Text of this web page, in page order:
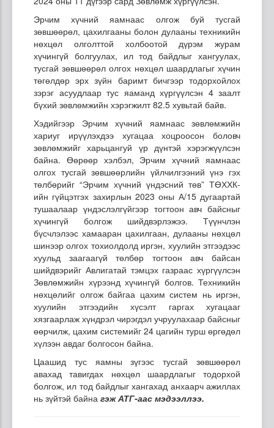
Эрчим хүчний яамнаас олгож буй тусгай
зөвшөөрөл, цахилгааны болон дулааны техникийн
нөхцөл олголттой холбоотой дүрэм журам
хүчингүй болгуулах, ил тод байдлыг хангуулах,
тусгай зөвшөөрөл олгох нөхцөл шаардлагыг хүчин
төгөлдөр эрх зүйн баримт бичгээр тодорхойлох
зэрэг асуудлаар тус яаманд хүргүүлсэн 4 заалт
бүхий зөвлөмжийн хэрэгжилт 82.5 хувьтай байв.
Хэдийгээр Эрчим хүчний яамнаас зөвлөмжийн
хариуг ирүүлэхдээ хугацаа хоцроосон боловч
зөвлөмжийг харьцангуй үр дүнтэй хэрэгжүүлсэн
байна. Өөрөөр хэлбэл, Эрчим хүчний яамнаас
олгох тусгай зөвшөөрлийн үйлчилгээний үнэ гэх
төлбөрийг “Эрчим хүчний үндэсний төв” ТӨХХК-
ийн гүйцэтгэх захирлын 2023 оны А/15 дугаартай
тушаалаар үндэслэлгүйгээр тогтоон авч байсныг
хүчингүй болгож шийдвэрлэжээ. Түүнчлэн
бүсчлэлээс хамааран цахилгаан, дулааны нөхцөл
шинээр олгох тохиолдолд иргэн, хуулийн этгээдээс
хуульд заагаагүй төлбөр тогтоон авч байсан
шийдвэрийг Авлигатай тэмцэх газраас хүргүүлсэн
Зөвлөмжийн хүрээнд хүчингүй болгов. Техникийн
нөхцөлийг олгож байгаа цахим систем нь иргэн,
хуулийн этгээдийн хүсэлт гаргах хугацааг
хязгаарлаж хүндрэл чирэгдэл учруулахаар байсныг
өөрчилж, цахим системийг 24 цагийн турш өргөдөл
хүлээн авдаг болгосон байна.
Цаашид тус яамны зүгээс тусгай зөвшөөрөл
авахад тавигдах нөхцөл шаардлагыг тодорхой
болгож, ил тод байдлыг хангахад анхаарч ажиллах
нь зүйтэй байна гэж АТГ-аас мэдээллээ.